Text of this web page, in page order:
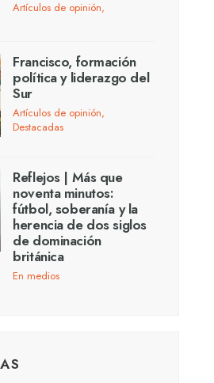
Artículos de opinión,
Francisco, formación
política y liderazgo del
Sur
Artículos de opinión,
Destacadas
Reflejos | Más que
noventa minutos:
fútbol, soberanía y la
herencia de dos siglos
de dominación
británica
En medios